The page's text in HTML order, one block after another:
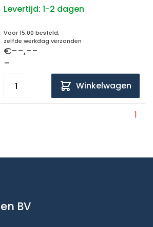
Levertijd: 1-2 dagen
Voor 15:00 besteld,
zelfde werkdag verzonden
€--,--
-
Winkelwagen
1
BV